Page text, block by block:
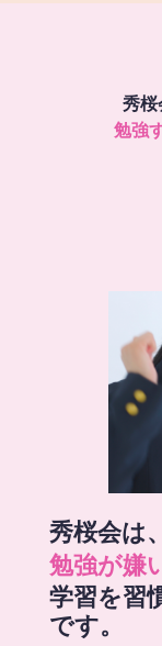
秀桜
勉強
秀桜会は
勉強が嫌
学習を習
です。